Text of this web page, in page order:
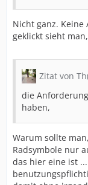
Nicht ganz. Keine
geklickt sieht
Zitat von
die
haben,
Warum sollte
Radsymbole nur
das hier eine ist